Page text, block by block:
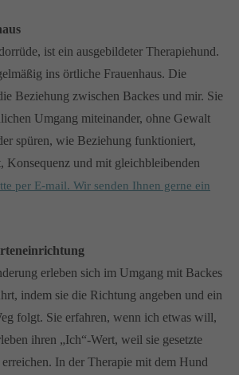
ist ein ausgebildeter Therapiehund.
ins örtliche Frauenhaus. Die
Beziehung zwischen Backes und mir. Sie
Umgang miteinander, ohne Gewalt
spüren, wie Beziehung funktioniert,
Konsequenz und mit gleichbleibenden
per E-mail. Wir senden Ihnen gerne ein
erleben sich im Umgang mit Backes
indem sie die Richtung angeben und ein
folgt. Sie erfahren, wenn ich etwas will,
ihren „Ich“-Wert, weil sie gesetzte
In der Therapie mit dem Hund